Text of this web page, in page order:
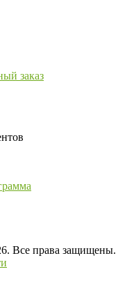
заказ
Все права защищены.